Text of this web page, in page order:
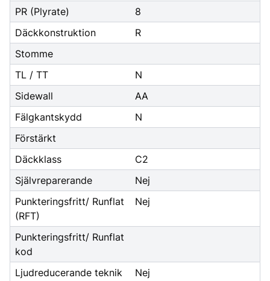
PR (Plyrate)
8
Däckkonstruktion
R
Stomme
TL / TT
N
Sidewall
AA
Fälgkantskydd
N
Förstärkt
Däckklass
C2
Självreparerande
Nej
Punkteringsfritt/ Runflat
(RFT)
Nej
Punkteringsfritt/ Runflat
kod
Ljudreducerande teknik
Nej